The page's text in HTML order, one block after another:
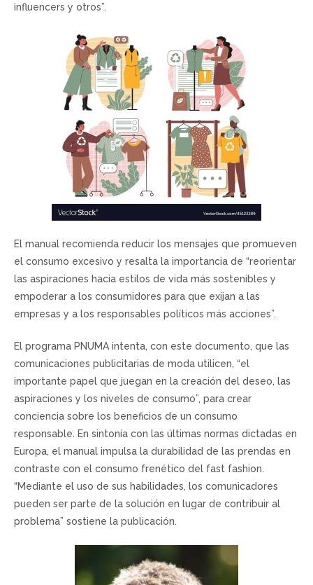
influencers y otros”.
El manual recomienda reducir los mensajes que promueven
el consumo excesivo y resalta la importancia de “reorientar
las aspiraciones hacia estilos de vida más sostenibles y
empoderar a los consumidores para que exijan a las
empresas y a los responsables políticos más acciones”.
El programa PNUMA intenta, con este documento, que las
comunicaciones publicitarias de moda utilicen, “el
importante papel que juegan en la creación del deseo, las
aspiraciones y los niveles de consumo”, para crear
conciencia sobre los beneficios de un consumo
responsable. En sintonía con las últimas normas dictadas en
Europa, el manual impulsa la durabilidad de las prendas en
contraste con el consumo frenético del fast fashion.
“Mediante el uso de sus habilidades, los comunicadores
pueden ser parte de la solución en lugar de contribuir al
problema” sostiene la publicación.